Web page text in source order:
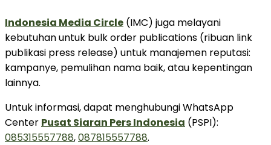
Indonesia Media Circle (IMC) juga melayani
kebutuhan untuk bulk order publications (ribuan link
publikasi press release) untuk manajemen reputasi:
kampanye, pemulihan nama baik, atau kepentingan
lainnya.
Untuk informasi, dapat menghubungi WhatsApp
Center Pusat Siaran Pers Indonesia (PSPI):
085315557788,087815557788.